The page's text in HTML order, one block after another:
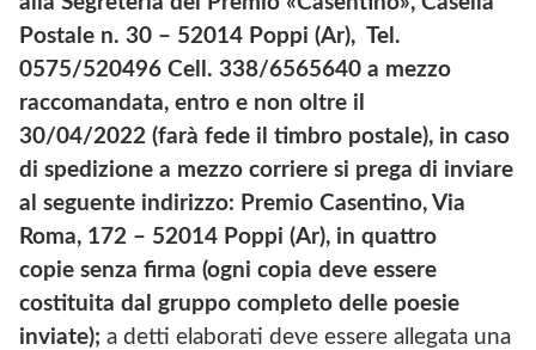
Postale n. 30 – 52014 Poppi (Ar), Tel.
0575/520496 Cell. 338/6565640 a mezzo
raccomandata, entro e non oltre il
30/04/2022 (farà fede il timbro postale), in caso
di spedizione a mezzo corriere si prega di inviare
al seguente indirizzo: Premio Casentino, Via
Roma, 172 – 52014 Poppi (Ar), in quattro
copie senza firma (ogni copia deve essere
costituita dal gruppo completo delle poesie
inviate); a detti elaborati deve essere allegata una